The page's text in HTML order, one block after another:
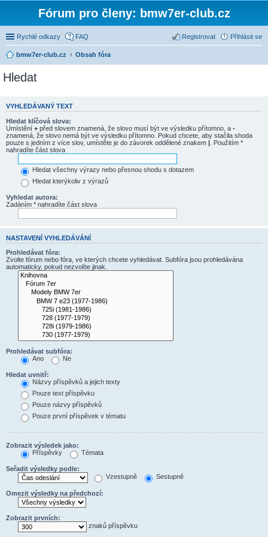
Fórum pro členy: bmw7er-club.cz
Rychlé odkazy FAQ Přihlásit se
Registrovat
bmw7er-club.cz Obsah fóra
Hledat
VYHLEDÁVANÝ TEXT
Hledat klíčová slova:
Umístění + před slovem znamená, že slovo musí být ve výsledku přítomno, a -
znamená, že slovo nemá být ve výsledku přítomno. Pokud chcete, aby stačila shoda
pouze s jedním z více slov, umístěte je do závorek oddělené znakem | . Použitím *
nahradíte část slova
Hledat všechny výrazy nebo přesnou shodu s dotazem
Hledat kterýkoliv z výrazů
Vyhledat autora:
Zadáním * nahradíte část slova
NASTAVENÍ VYHLEDÁVÁNÍ
Prohledávat fóra:
Zvolte fórum nebo fóra, ve kterých chcete vyhledávat. Subfóra jsou prohledávána
automaticky, pokud nezvolíte jinak.
Prohledávat subfóra:
Ano
Ne
Hledat uvnitř:
Názvy příspěvků a jejich texty
Pouze text příspěvku
Pouze názvy příspěvků
Pouze první příspěvek v tématu
Zobrazit výsledek jako:
Příspěvky
Témata
Seřadit výsledky podle:
Vzestupně
Sestupně
Omezit výsledky na předchozí:
Zobrazit prvních:
znaků příspěvku